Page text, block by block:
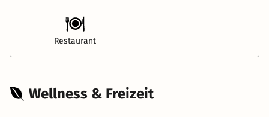
Restaurant
Wellness & Freizeit